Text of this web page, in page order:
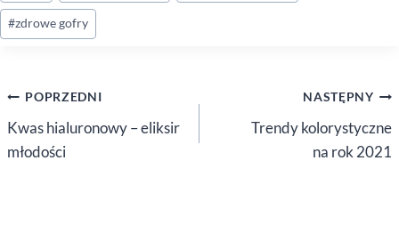
#zdrowe gofry
Nawigacja
wpisu
POPRZEDNI
Kwas hialuronowy – eliksir
młodości
NASTĘPNY
Trendy kolorystyczne
na rok 2021